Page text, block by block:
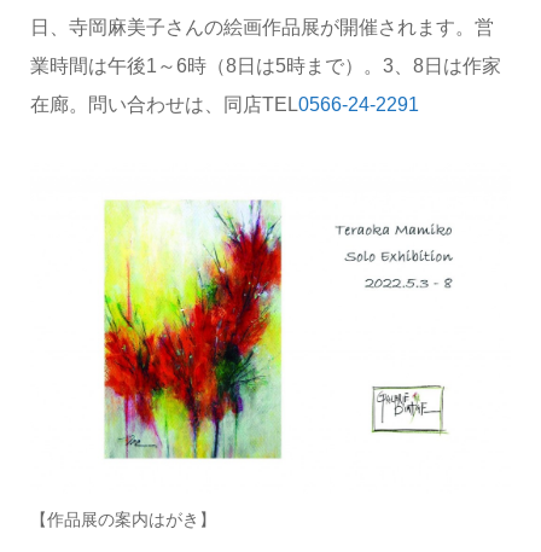
日、寺岡麻美子さんの絵画作品展が開催されます。営
業時間は午後1～6時（8日は5時まで）。3、8日は作家
在廊。問い合わせは、同店TEL0566-24-2291
【作品展の案内はがき】